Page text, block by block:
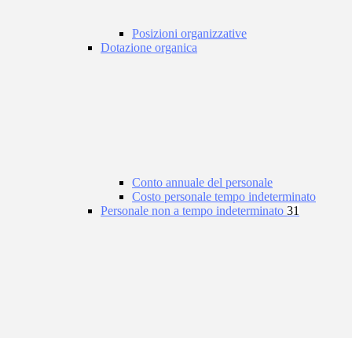
Posizioni organizzative
Dotazione organica
Conto annuale del personale
Costo personale tempo indeterminato
Personale non a tempo indeterminato 31